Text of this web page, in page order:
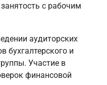
с рабочим
аудиторских
бухгалтерского и
Участие в
финансовой